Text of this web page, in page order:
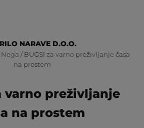
NARAVE D.O.O.
Nega / BUGSI za varno preživljanje časa
na prostem
varno preživljanje
na prostem